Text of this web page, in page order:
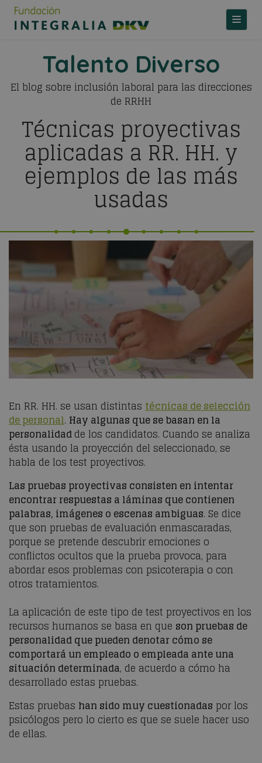
Talento Diverso
El blog sobre inclusión laboral para las direcciones
de RRHH
Técnicas proyectivas
aplicadas a RR. HH. y
ejemplos de las más
usadas
En RR. HH. se usan distintas técnicas de selección
de personal. Hay algunas que se basan en la
personalidadde los candidatos. Cuando se analiza
ésta usando la proyección del seleccionado, se
habla de los test proyectivos.
Las pruebas proyectivas consisten en intentar
encontrar respuestas a láminas que contienen
palabras, imágenes o escenas ambiguas. Se dice
que son pruebas de evaluación enmascaradas,
porque se pretende descubrir emociones o
conflictos ocultos que la prueba provoca, para
abordar esos problemas con psicoterapia o con
otros tratamientos.
La aplicación de este tipo de test proyectivos en los
recursos humanos se basa en que son pruebas de
personalidad que pueden denotar cómo se
comportará un empleado o empleada ante una
situación determinada, de acuerdo a cómo ha
desarrollado estas pruebas.
Estas pruebas han sido muy cuestionadas por los
psicólogos pero lo cierto es que se suele hacer uso
de ellas.